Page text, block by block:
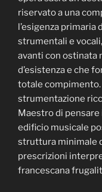
riservato a una
l’esigenza primaria
strumentali e
avanti con ostinata
d’esistenza e che
totale compimento.
strumentazione
Maestro di pensare
edificio musicale
struttura minimale
prescrizioni
francescana